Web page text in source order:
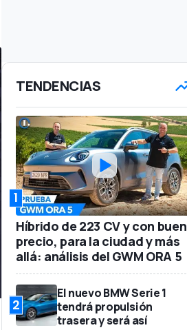
TENDENCIAS
1
Híbrido de 223 CV y con buen
precio, para la ciudad y más
allá: análisis del GWM ORA 5
2
El nuevo BMW Serie 1
tendrá propulsión
trasera y será así